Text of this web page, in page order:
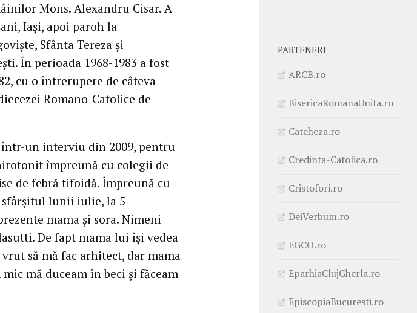
Mons. Alexandru Cisar. A
Iaşi, apoi paroh la
Sfânta Tereza şi
În perioada 1968-1983 a fost
cu o întrerupere de câteva
Romano-Catolice de
un interviu din 2009, pentru
împreună cu colegii de
de febră tifoidă. Împreună cu
lunii iulie, la 5
mama şi sora. Nimeni
De fapt mama lui îşi vedea
să mă fac arhitect, dar mama
mă duceam în beci şi făceam
PARTENERI
ARCB.ro
BisericaRomanaUnita.ro
Cateheza.ro
Credinta-Catolica.ro
Cristofori.ro
DeiVerbum.ro
EGCO.ro
EparhiaClujGherla.ro
EpiscopiaBucuresti.ro